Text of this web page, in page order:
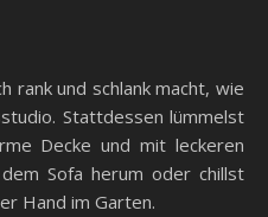
rank und schlank macht, wie
Stattdessen lümmelst
Decke und mit leckeren
Sofa herum oder chillst
Hand im Garten.